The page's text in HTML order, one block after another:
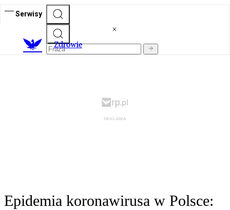
Serwisy
Zdrowie
Epidemia koronawirusa w Polsce: